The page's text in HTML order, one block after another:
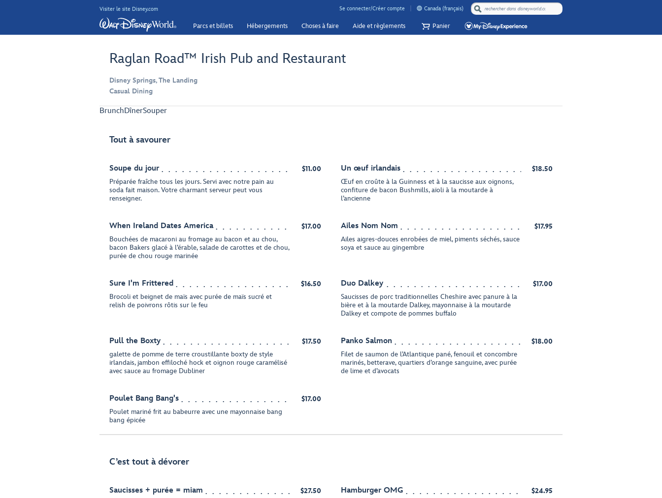
Visiter le site Disney.com Se connecter/Créer compte Canada (français)
Parcs et billets Hébergements Choses à faire Aide et règlements Panier
Raglan Road™ Irish Pub and Restaurant
Disney Springs, The Landing
Casual Dining
BrunchDînerSouper
Tout à savourer
Soupe du jour
Préparée fraîche tous les jours. Servi avec notre pain au
soda fait maison. Votre charmant serveur peut vous
renseigner.
$11.00 Un œuf irlandais
Œuf en croûte à la Guinness et à la saucisse aux oignons,
confiture de bacon Bushmills, aïoli à la moutarde à
l’ancienne
$18.50
When Ireland Dates America
Bouchées de macaroni au fromage au bacon et au chou,
bacon Bakers glacé à l’érable, salade de carottes et de chou,
purée de chou rouge marinée
$17.00 Ailes Nom Nom
Ailes aigres-douces enrobées de miel, piments séchés, sauce
soya et sauce au gingembre
$17.95
Sure I'm Frittered
Brocoli et beignet de maïs avec purée de maïs sucré et
relish de poivrons rôtis sur le feu
$16.50 Duo Dalkey
Saucisses de porc traditionnelles Cheshire avec panure à la
bière et à la moutarde Dalkey, mayonnaise à la moutarde
Dalkey et compote de pommes buffalo
$17.00
Pull the Boxty
galette de pomme de terre croustillante boxty de style
irlandais, jambon effiloché hock et oignon rouge caramélisé
avec sauce au fromage Dubliner
$17.50 Panko Salmon
Filet de saumon de l’Atlantique pané, fenouil et concombre
marinés, betterave, quartiers d’orange sanguine, avec purée
de lime et d’avocats
$18.00
Poulet Bang Bang's
Poulet mariné frit au babeurre avec une mayonnaise bang
bang épicée
$17.00
C’est tout à dévorer
Saucisses + purée = miam $27.50 Hamburger OMG $24.95